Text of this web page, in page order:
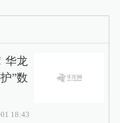
华龙
”数
18:43